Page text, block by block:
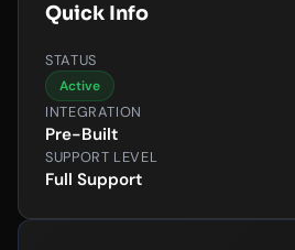
Quick Info
STATUS
Active
INTEGRATION
Pre-Built
SUPPORT LEVEL
Full Support